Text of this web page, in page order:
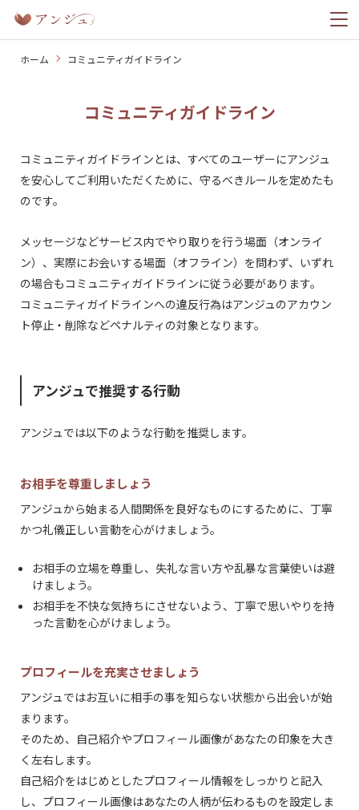
料金プラン
今すぐ無料ではじめる
ホーム コミュニティガイドライン
コミュニティガイドライン
コミュニティガイドラインとは、すべてのユーザーにアンジュ
を安心してご利用いただくために、守るべきルールを定めたも
のです。
メッセージなどサービス内でやり取りを行う場面（オンライ
ン）、実際にお会いする場面（オフライン）を問わず、いずれ
の場合もコミュニティガイドラインに従う必要があります。
コミュニティガイドラインへの違反行為はアンジュのアカウン
ト停止・削除などペナルティの対象となります。
アンジュで推奨する行動
アンジュでは以下のような行動を推奨します。
お相手を尊重しましょう
アンジュから始まる人間関係を良好なものにするために、丁寧
かつ礼儀正しい言動を心がけましょう。
お相手の立場を尊重し、失礼な言い方や乱暴な言葉使いは避
けましょう。
お相手を不快な気持ちにさせないよう、丁寧で思いやりを持
った言動を心がけましょう。
プロフィールを充実させましょう
アンジュではお互いに相手の事を知らない状態から出会いが始
まります。
そのため、自己紹介やプロフィール画像があなたの印象を大き
く左右します。
自己紹介をはじめとしたプロフィール情報をしっかりと記入
し、プロフィール画像はあなたの人柄が伝わるものを設定しま